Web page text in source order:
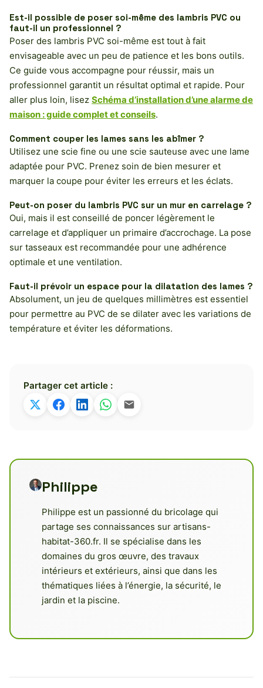
Est-il possible de poser soi-même des lambris PVC ou
faut-il un professionnel ?
Poser des lambris PVC soi-même est tout à fait
envisageable avec un peu de patience et les bons outils.
Ce guide vous accompagne pour réussir, mais un
professionnel garantit un résultat optimal et rapide. Pour
aller plus loin, lisez Schéma d’installation d’une alarme de
maison : guide complet et conseils.
Comment couper les lames sans les abîmer ?
Utilisez une scie fine ou une scie sauteuse avec une lame
adaptée pour PVC. Prenez soin de bien mesurer et
marquer la coupe pour éviter les erreurs et les éclats.
Peut-on poser du lambris PVC sur un mur en carrelage ?
Oui, mais il est conseillé de poncer légèrement le
carrelage et d’appliquer un primaire d’accrochage. La pose
sur tasseaux est recommandée pour une adhérence
optimale et une ventilation.
Faut-il prévoir un espace pour la dilatation des lames ?
Absolument, un jeu de quelques millimètres est essentiel
pour permettre au PVC de se dilater avec les variations de
température et éviter les déformations.
Partager cet article :
Philippe
Philippe est un passionné du bricolage qui
partage ses connaissances sur artisans-
habitat-360.fr. Il se spécialise dans les
domaines du gros œuvre, des travaux
intérieurs et extérieurs, ainsi que dans les
thématiques liées à l’énergie, la sécurité, le
jardin et la piscine.